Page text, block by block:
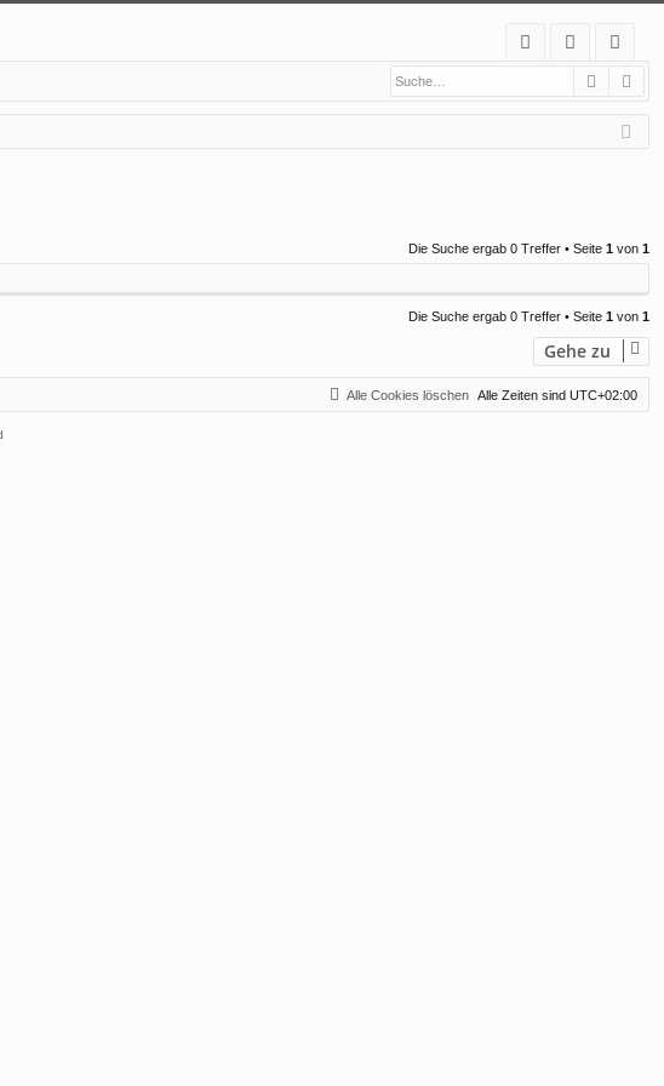
Q
m
el
eg
ist
rie
Suche
Die Suche ergab 0 Treffer • Seite 1 von 1
Die Suche ergab 0 Treffer • Seite 1 von 1
Gehe zu
Alle Zeiten sind UTC+02:00
Alle Cookies löschen